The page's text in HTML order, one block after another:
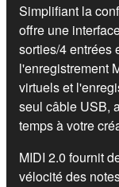
Simplifiant la
offre une
sorties/4 entrées
l'enregistrement
virtuels et
seul câble USB,
temps à votre
MIDI 2.0 fournit
vélocité des